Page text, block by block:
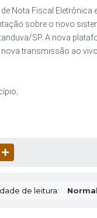
Nota Fiscal
sobre o novo
SP. A nova
transmissão ao
de leitura: